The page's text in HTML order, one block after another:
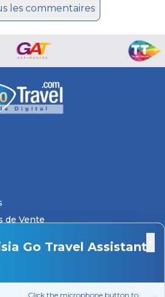
les commentaires
Go Travel Assistant
Click the microphone button to
de Vente